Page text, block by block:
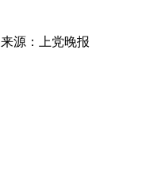
来源：上党晚报